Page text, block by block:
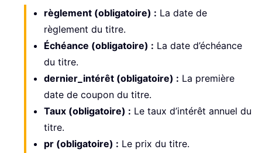
règlement (obligatoire) : La date de
règlement du titre.
Échéance (obligatoire) : La date d’échéance
du titre.
dernier_intérêt (obligatoire) : La première
date de coupon du titre.
Taux (obligatoire) : Le taux d’intérêt annuel du
titre.
pr (obligatoire) : Le prix du titre.